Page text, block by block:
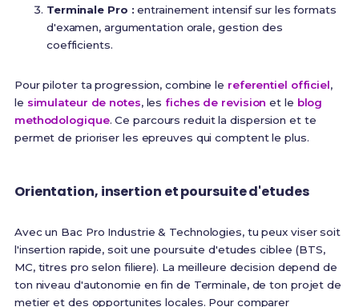
Terminale Pro : entrainement intensif sur les formats
d'examen, argumentation orale, gestion des
coefficients.
Pour piloter ta progression, combine le referentiel officiel,
le simulateur de notes, les fiches de revision et le blog
methodologique. Ce parcours reduit la dispersion et te
permet de prioriser les epreuves qui comptent le plus.
Orientation, insertion et poursuite d'etudes
Avec un Bac Pro Industrie & Technologies, tu peux viser soit
l'insertion rapide, soit une poursuite d'etudes ciblee (BTS,
MC, titres pro selon filiere). La meilleure decision depend de
ton niveau d'autonomie en fin de Terminale, de ton projet de
metier et des opportunites locales. Pour comparer